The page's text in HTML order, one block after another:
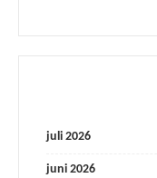
juli 2026
juni 2026